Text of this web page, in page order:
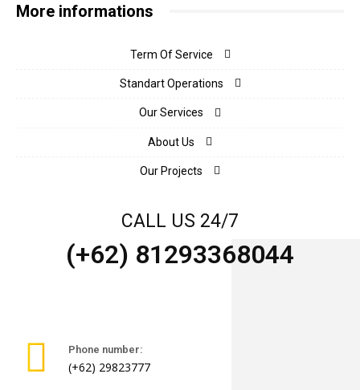
More informations
Term Of Service
Standart Operations
Our Services
About Us
Our Projects
CALL US 24/7
(+62) 81293368044
Phone number:
(+62) 29823777